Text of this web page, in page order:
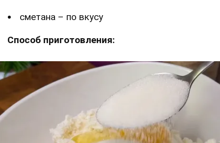
сметана – по вкусу
Способ приготовления: